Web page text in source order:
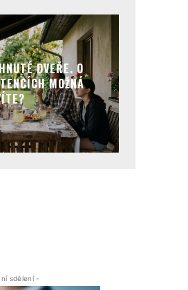
DVEŘE. O
MOŽNÁ
sdělení -